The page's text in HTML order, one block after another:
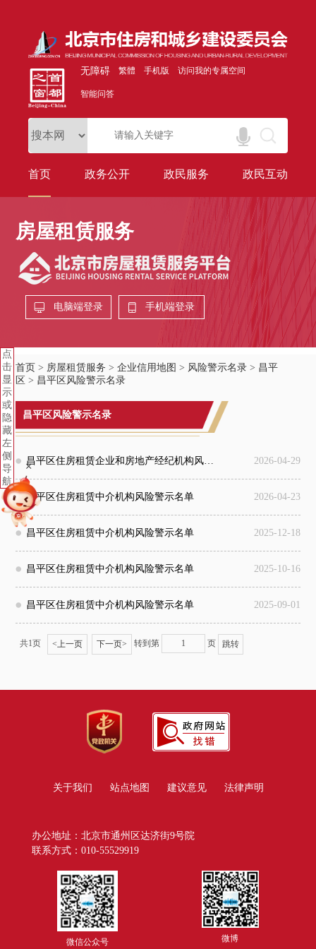
无障碍 繁體 手机版 访问我的专属空间
智能问答
首页 政务公开 政民服务 政民互动
房屋租赁服务
电脑端登录 手机端登录
点
击
显
示
或
隐
藏
左
侧
导
航
首页 > 房屋租赁服务 >企业信用地图 > 风险警示名录 > 昌平
区 > 昌平区风险警示名录
昌平区风险警示名录
昌平区住房租赁企业和房地产经纪机构风险警示公告 2026-04-29
昌平区住房租赁中介机构风险警示名单 2026-04-23
昌平区住房租赁中介机构风险警示名单 2025-12-18
昌平区住房租赁中介机构风险警示名单 2025-10-16
昌平区住房租赁中介机构风险警示名单 2025-09-01
共1页 <上一页 下一页> 转到第 页
+
关于我们 站点地图 建议意见 法律声明
办公地址：北京市通州区达济街9号院
联系方式：010-55529919
微信公众号 微博